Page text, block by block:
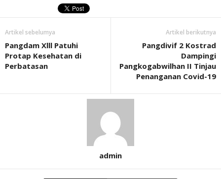
Artikel sebelumya
Pangdam Xlll Patuhi
Protap Kesehatan di
Perbatasan
Artikel berikutnya
Pangdivif 2 Kostrad
Dampingi
Pangkogabwilhan II Tinjau
Penanganan Covid-19
admin